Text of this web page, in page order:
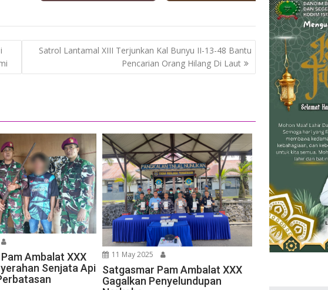
Satrol Lantamal XIII Terjunkan Kal Bunyu II-13-48 Bantu
Pencarian Orang Hilang Di Laut
Ambalat XXX
Senjata Api
11 May 2025
Satgasmar Pam Ambalat XXX
Gagalkan Penyelundupan